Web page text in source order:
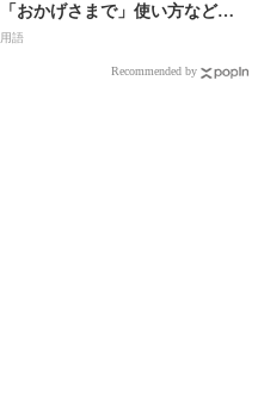
「おかげさまで」使い方などを
解説
用語
Recommended by